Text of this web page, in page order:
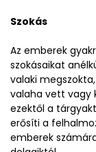
Szokás
Az emberek
szokásaikat
valaki
valaha vett vagy
ezektől a
erősíti a
emberek